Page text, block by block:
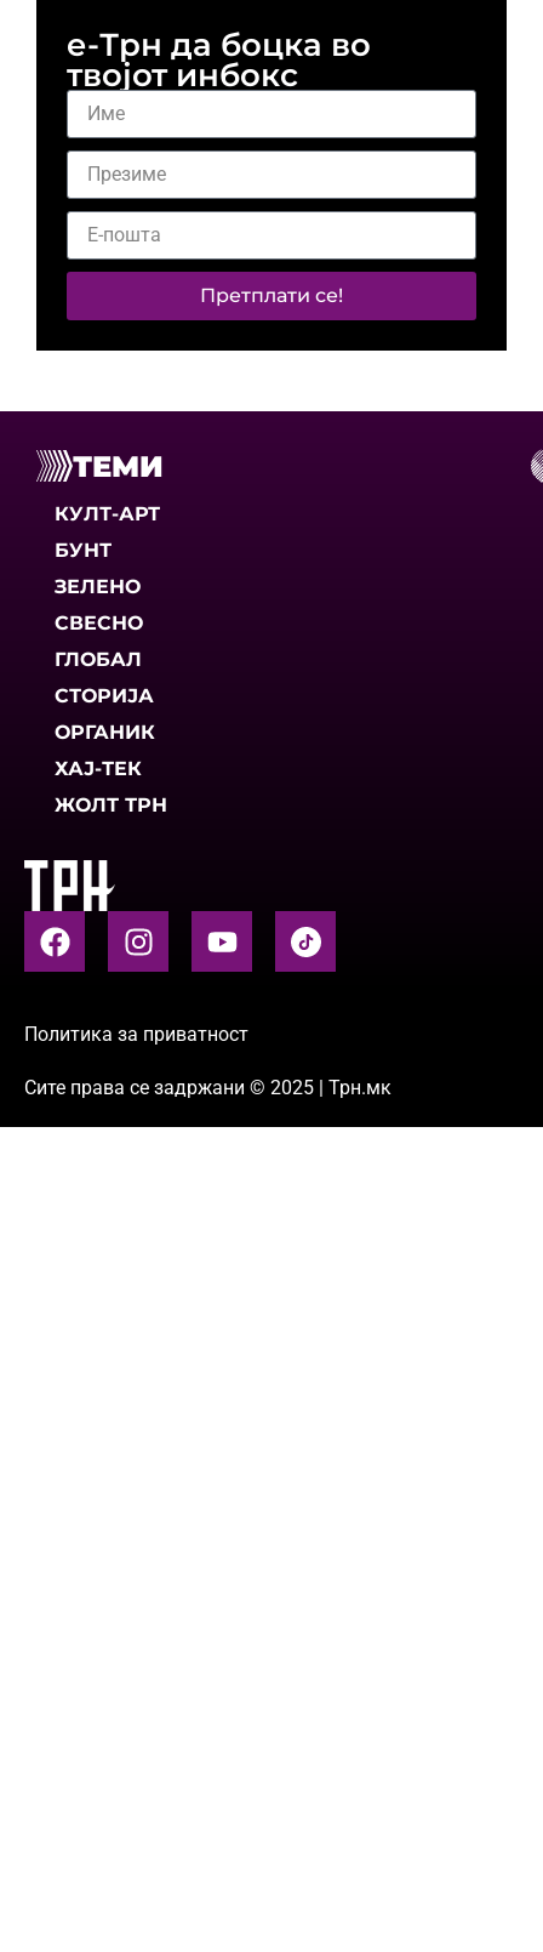
е-Трн да боцка во
твојот инбокс
Претплати се!
ТЕМИ
КУЛТ-АРТ
БУНТ
ЗЕЛЕНО
СВЕСНО
ГЛОБАЛ
СТОРИЈА
ОРГАНИК
ХАЈ-ТЕК
ЖОЛТ ТРН
Политика за приватност
Сите права се задржани © 2025 | Трн.мк